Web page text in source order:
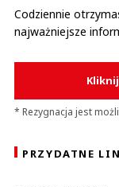
Codziennie
najważniejsze
* Rezygnacja jest
PRZYDATNE